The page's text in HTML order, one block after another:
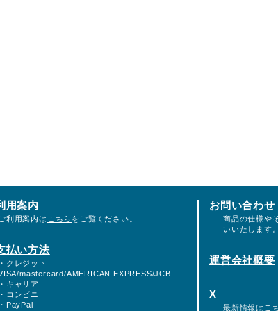
用案内
ご利用案内は こちら をご覧ください。
払い方法
・クレジット
mastercard/AMERICAN EXPRESS/JCB
・キャリア
・コンビニ
・PayPal
お問い合わせ
商品の仕様や
いいたします
運営会社概要
X
最新情報は こ